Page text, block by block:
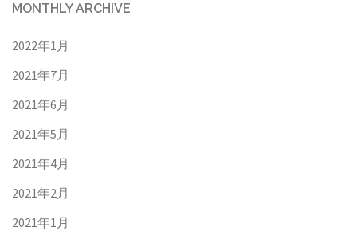
MONTHLY ARCHIVE
2022年1月
2021年7月
2021年6月
2021年5月
2021年4月
2021年2月
2021年1月